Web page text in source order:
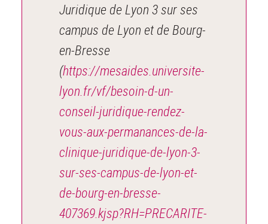
Juridique de Lyon 3 sur ses
campus de Lyon et de Bourg-
en-Bresse
(https://mesaides.universite-
lyon.fr/vf/besoin-d-un-
conseil-juridique-rendez-
vous-aux-permanances-de-la-
clinique-juridique-de-lyon-3-
sur-ses-campus-de-lyon-et-
de-bourg-en-bresse-
407369.kjsp?RH=PRECARITE-